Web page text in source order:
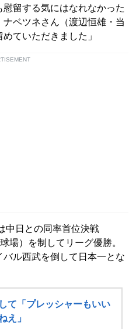
留する気にはなれなかった
ベツネさん（渡辺恒雄・当
ていただきました」
日との同率首位決戦
場）を制してリーグ優勝。
ル西武を倒して日本一とな
て「プレッシャーもいい
え」